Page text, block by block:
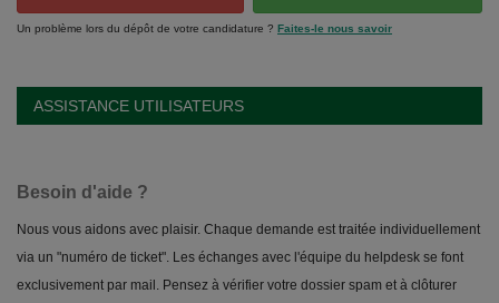
Un problème lors du dépôt de votre candidature ? Faites-le nous savoir
ASSISTANCE UTILISATEURS
Besoin d'aide ?
Nous vous aidons avec plaisir. Chaque demande est traitée individuellement
via un "numéro de ticket". Les échanges avec l'équipe du helpdesk se font
exclusivement par mail. Pensez à vérifier votre dossier spam et à clôturer